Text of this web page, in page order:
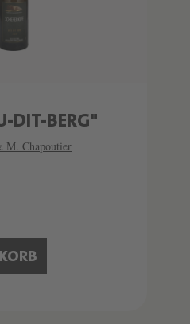
DIT-BERG"
M. Chapoutier